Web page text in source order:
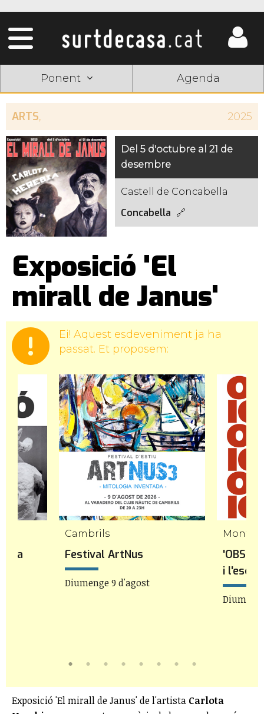
Ponent Agenda
ARTS, 2025
Del 5 d'octubre al 21 de
desembre
Castell de Concabella
Concabella
Exposició 'El
mirall de Janus'
Ei! Aquest esdeveniment ja ha
passat. Et proposem:
la
Cambrils
Festival ArtNus
Diumenge 9 d'agost
Mont-
i
Exposició 'El mirall de Janus' de l'artista Carlota